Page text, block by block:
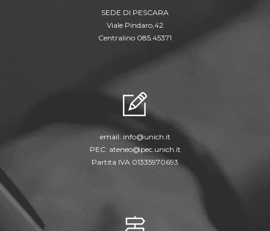
SEDE DI PESCARA
Viale Pindaro,42
Centralino 085.45371
email:info@unich.it
PEC: ateneo@pec.unich.it
Partita IVA 01335970693